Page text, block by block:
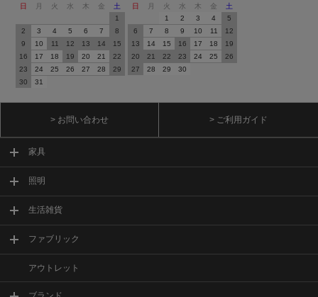
日
月 火 水 木 金
土
1
2
3 4 5 6 7
8
9
10 11 12 13 14
15
16
17 18 19 20 21
22
23
24 25 26 27 28
29
30
31
日
月 火 水 木 金
土
1
2 3 4
5
6
7 8 9 10 11
12
13
14 15 16 17 18
19
20
21 22 23 24 25
26
27
28 29 30
> お問い合わせ > ご利用ガイド
家具
照明
生活雑貨
ファブリック
アウトレット